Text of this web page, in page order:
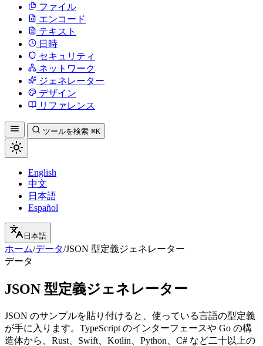
ファイル
エンコード
テキスト
日時
セキュリティ
ネットワーク
ジェネレーター
デザイン
リファレンス
ツールを検索 ⌘K
English
中文
日本語
Español
日本語
ホーム/データ/JSON 型定義ジェネレーター
データ
JSON 型定義ジェネレーター
JSON のサンプルを貼り付けると、使っている言語の型定義
が手に入ります。TypeScript のインターフェースや Go の構
造体から、Rust、Swift、Kotlin、Python、C# など二十以上の